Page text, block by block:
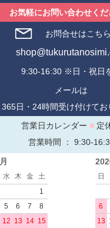
お気軽にお問い合わせくだ
お問合せはこち
9:30-16:30 ※日・祝日
メールは
365日・24時間受け付けてお
営業日カレンダー ■ 定
営業時間 ： 9:30-
水 木 金
土
1
5 6 7
8
12 13 14 15
日
6
13